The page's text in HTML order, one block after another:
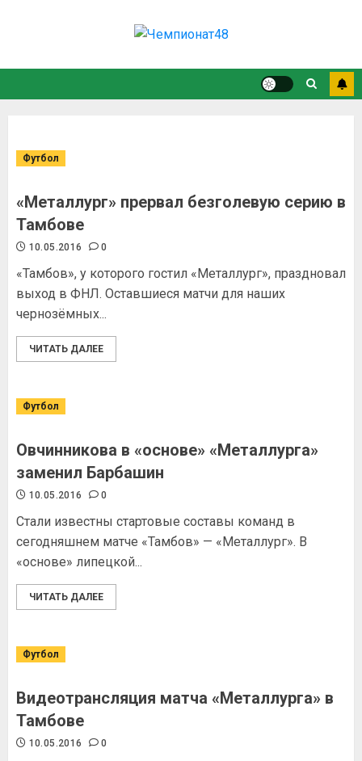
Футбол
«Металлург» прервал безголевую серию в
Тамбове
10.05.2016 0
«Тамбов», у которого гостил «Металлург», праздновал
выход в ФНЛ. Оставшиеся матчи для наших
чернозёмных...
ЧИТАТЬ ДАЛЕЕ
Футбол
Овчинникова в «основе» «Металлурга»
заменил Барбашин
10.05.2016 0
Стали известны стартовые составы команд в
сегодняшнем матче «Тамбов» — «Металлург». В
«основе» липецкой...
ЧИТАТЬ ДАЛЕЕ
Футбол
Видеотрансляция матча «Металлурга» в
Тамбове
10.05.2016 0